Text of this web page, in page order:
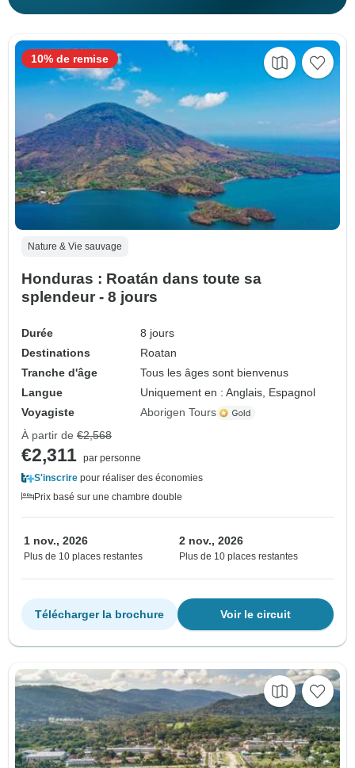
Nature & Vie sauvage
Honduras : Roatán dans toute sa
splendeur - 8 jours
Durée
8 jours
Destinations
Roatan
Tranche d'âge
Tous les âges sont bienvenus
Langue
Uniquement en : Anglais, Espagnol
Voyagiste
Aborigen Tours
10% de remise
À partir de €2,568
€2,311 par personne
S'inscrire pour réaliser des économies
Prix basé sur une chambre double
1 nov., 2026
Plus de 10 places restantes
2 nov., 2026
Plus de 10 places restantes
Voir le circuit
Télécharger la brochure